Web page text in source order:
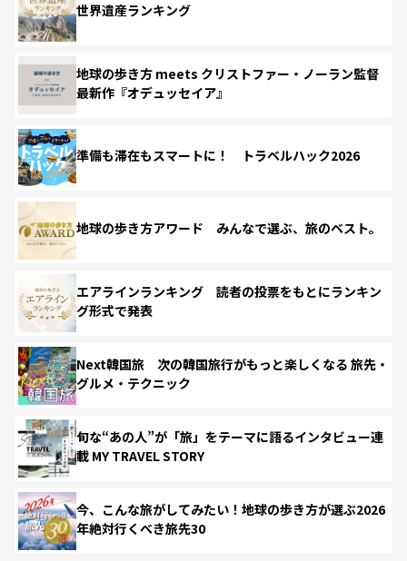
世界遺産ランキング
地球の歩き方 meets クリストファー・ノーラン監督
最新作『オデュッセイア』
準備も滞在もスマートに！ トラベルハック2026
地球の歩き方アワード みんなで選ぶ、旅のベスト。
エアラインランキング 読者の投票をもとにランキン
グ形式で発表
Next韓国旅 次の韓国旅行がもっと楽しくなる 旅先・
グルメ・テクニック
旬な“あの人”が「旅」をテーマに語るインタビュー連
載 MY TRAVEL STORY
今、こんな旅がしてみたい！地球の歩き方が選ぶ2026
年絶対行くべき旅先30